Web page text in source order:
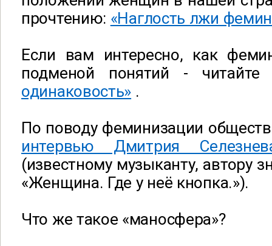
прочтению: «Наглость лжи
Если вам интересно, как
подменой понятий -
одинаковость» .
По поводу феминизации
интервью Дмитрия
(известному музыканту, автору
«Женщина. Где у неё кнопка.»).
Что же такое «маносфера»?